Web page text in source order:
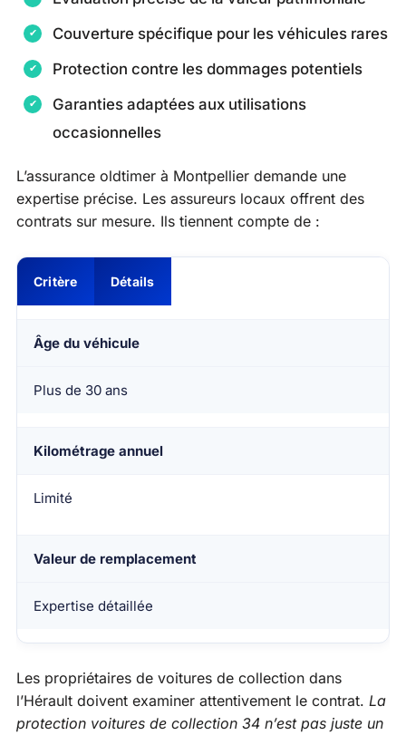
Couverture spécifique pour les véhicules rares
Protection contre les dommages potentiels
Garanties adaptées aux utilisations
occasionnelles
L’assurance oldtimer à Montpellier demande une
expertise précise. Les assureurs locaux offrent des
contrats sur mesure. Ils tiennent compte de :
Critère Détails
Âge du véhicule
Plus de 30 ans
Kilométrage annuel
Limité
Valeur de remplacement
Expertise détaillée
Les propriétaires de voitures de collection dans
l’Hérault doivent examiner attentivement le contrat. La
protection voitures de collection 34 n’est pas juste un